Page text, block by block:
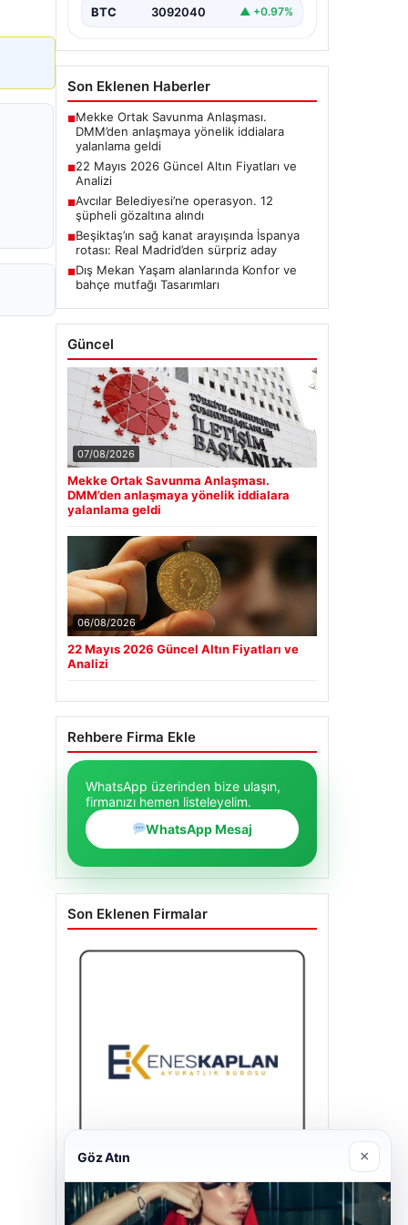
BTC 3092040 ▲ +0.97%
Son Eklenen Haberler
■Mekke Ortak Savunma Anlaşması.
DMM’den anlaşmaya yönelik iddialara
yalanlama geldi
■22 Mayıs 2026 Güncel Altın Fiyatları ve
Analizi
■Avcılar Belediyesi’ne operasyon. 12
şüpheli gözaltına alındı
■Beşiktaş’ın sağ kanat arayışında İspanya
rotası: Real Madrid’den sürpriz aday
■Dış Mekan Yaşam alanlarında Konfor ve
bahçe mutfağı Tasarımları
Güncel
07/08/2026
Mekke Ortak Savunma Anlaşması.
DMM’den anlaşmaya yönelik iddialara
yalanlama geldi
06/08/2026
22 Mayıs 2026 Güncel Altın Fiyatları ve
Analizi
Rehbere Firma Ekle
WhatsApp üzerinden bize ulaşın,
firmanızı hemen listeleyelim.
WhatsApp Mesaj
Son Eklenen Firmalar
Enes Kaplan Avukatlık Bürosu
Göz Atın ×